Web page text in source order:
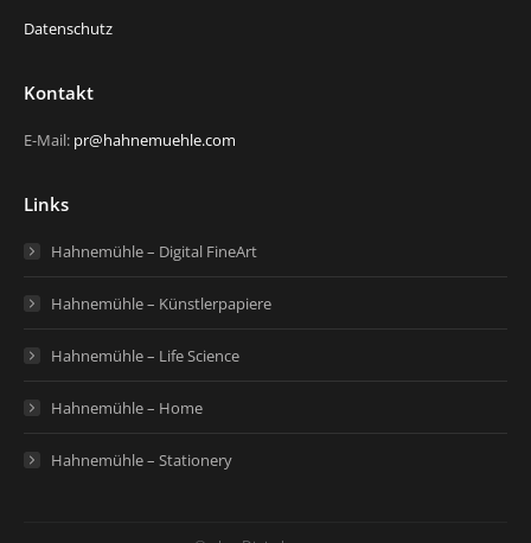
Datenschutz
Kontakt
E-Mail: pr@hahnemuehle.com
Links
Hahnemühle – Digital FineArt
Hahnemühle – Künstlerpapiere
Hahnemühle – Life Science
Hahnemühle – Home
Hahnemühle – Stationery